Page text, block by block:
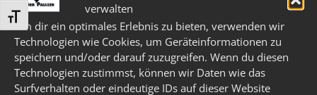
verwalten
Um dir ein optimales Erlebnis zu bieten, verwenden wir
Technologien wie Cookies, um Geräteinformationen zu
speichern und/oder darauf zuzugreifen. Wenn du diesen
Technologien zustimmst, können wir Daten wie das
Surfverhalten oder eindeutige IDs auf dieser Website
SCHRIFT VERGRÖSSERN